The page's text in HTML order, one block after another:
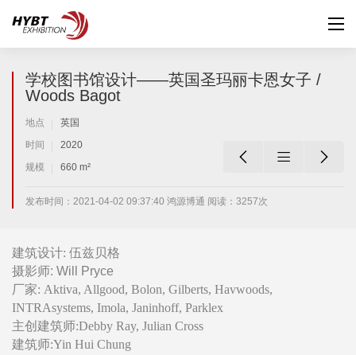
学校图书馆设计——英国圣玛丽卡恩女子 /
Woods Bagot
地点
英国
时间
2020
规模
660 m²
发布时间：2021-04-02 09:37:40 鸿源博通 阅读：3257次
  
建筑设计: 伍兹贝格
摄影师: Will Pryce
厂家: Aktiva, Allgood, Bolon, Gilberts, Havwoods,
INTRAsystems, Imola, Janinhoff, Parklex
主创建筑师:Debby Ray, Julian Cross
建筑师:Yin Hui Chung